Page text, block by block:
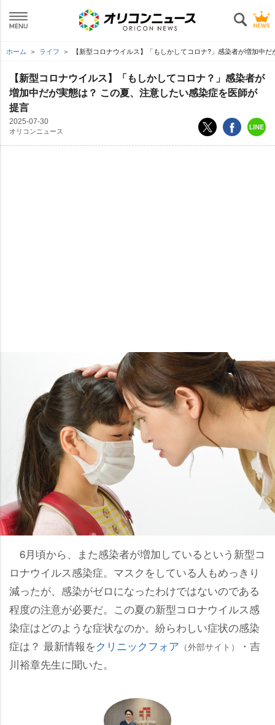
ホーム ライフ 【新型コロナウイルス】「もしかしてコロナ?」感染者が増加中
【新型コロナウイルス】「もしかしてコロナ？」感染者が
増加中だが実態は？ この夏、注意したい感染症を医師が
提言
2025-07-30
オリコンニュース
6月頃から、また感染者が増加しているという新型コ
ロナウイルス感染症。マスクをしている人もめっきり
減ったが、感染がゼロになったわけではないのである
程度の注意が必要だ。この夏の新型コロナウイルス感
染症はどのような症状なのか。紛らわしい症状の感染
症は？ 最新情報をクリニックフォア （外部サイト）
・吉
川裕章先生に聞いた。